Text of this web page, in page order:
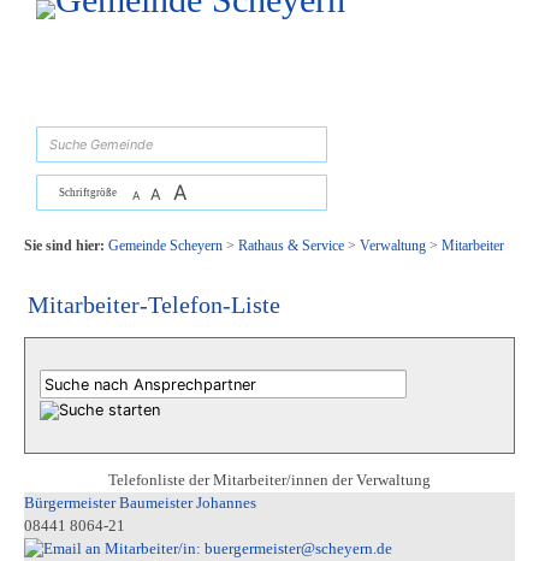
Zum Inhalt, zur Navigationoder zur Startseite springen.
Schriftgröße A A A
Sie sind hier: Gemeinde Scheyern> Rathaus & Service> Verwaltung> Mitarbeiter
Mitarbeiter-Telefon-Liste
Telefonliste der Mitarbeiter/innen der Verwaltung
Bürgermeister Baumeister Johannes
08441 8064-21